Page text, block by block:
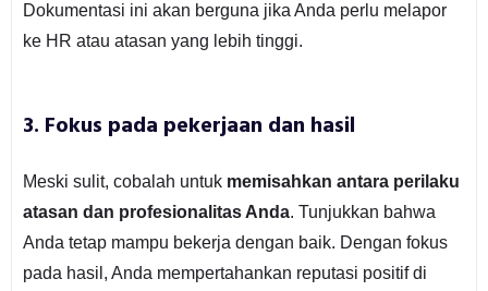
Dokumentasi ini akan berguna jika Anda perlu melapor
ke HR atau atasan yang lebih tinggi.
3. Fokus pada pekerjaan dan hasil
Meski sulit, cobalah untuk memisahkan antara perilaku
atasan dan profesionalitas Anda. Tunjukkan bahwa
Anda tetap mampu bekerja dengan baik. Dengan fokus
pada hasil, Anda mempertahankan reputasi positif di